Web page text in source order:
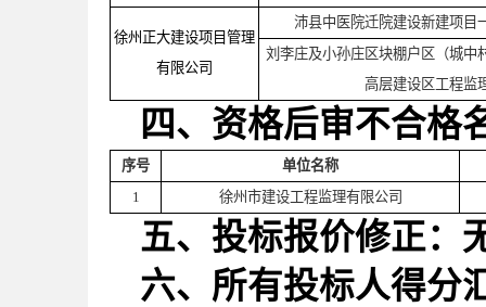
徐州正大建设项目管理
有限公司
沛县中医院迁院建设新建项目
刘李庄及小孙庄区块棚户区（城中
高层建设区工程监
四、资格后审不合格
序号
单位名称
1
徐州市建设工程监理有限公司
五、投标报价修正：
六、所有投标人得分